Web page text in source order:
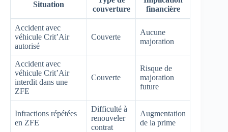
Situation
couverture
financière
Accident avec
véhicule Crit’Air
autorisé
Couverte
Aucune
majoration
Accident avec
véhicule Crit’Air
interdit dans une
ZFE
Couverte
Risque de
majoration
future
Infractions répétées
en ZFE
Difficulté à
renouveler
contrat
Augmentation
de la prime